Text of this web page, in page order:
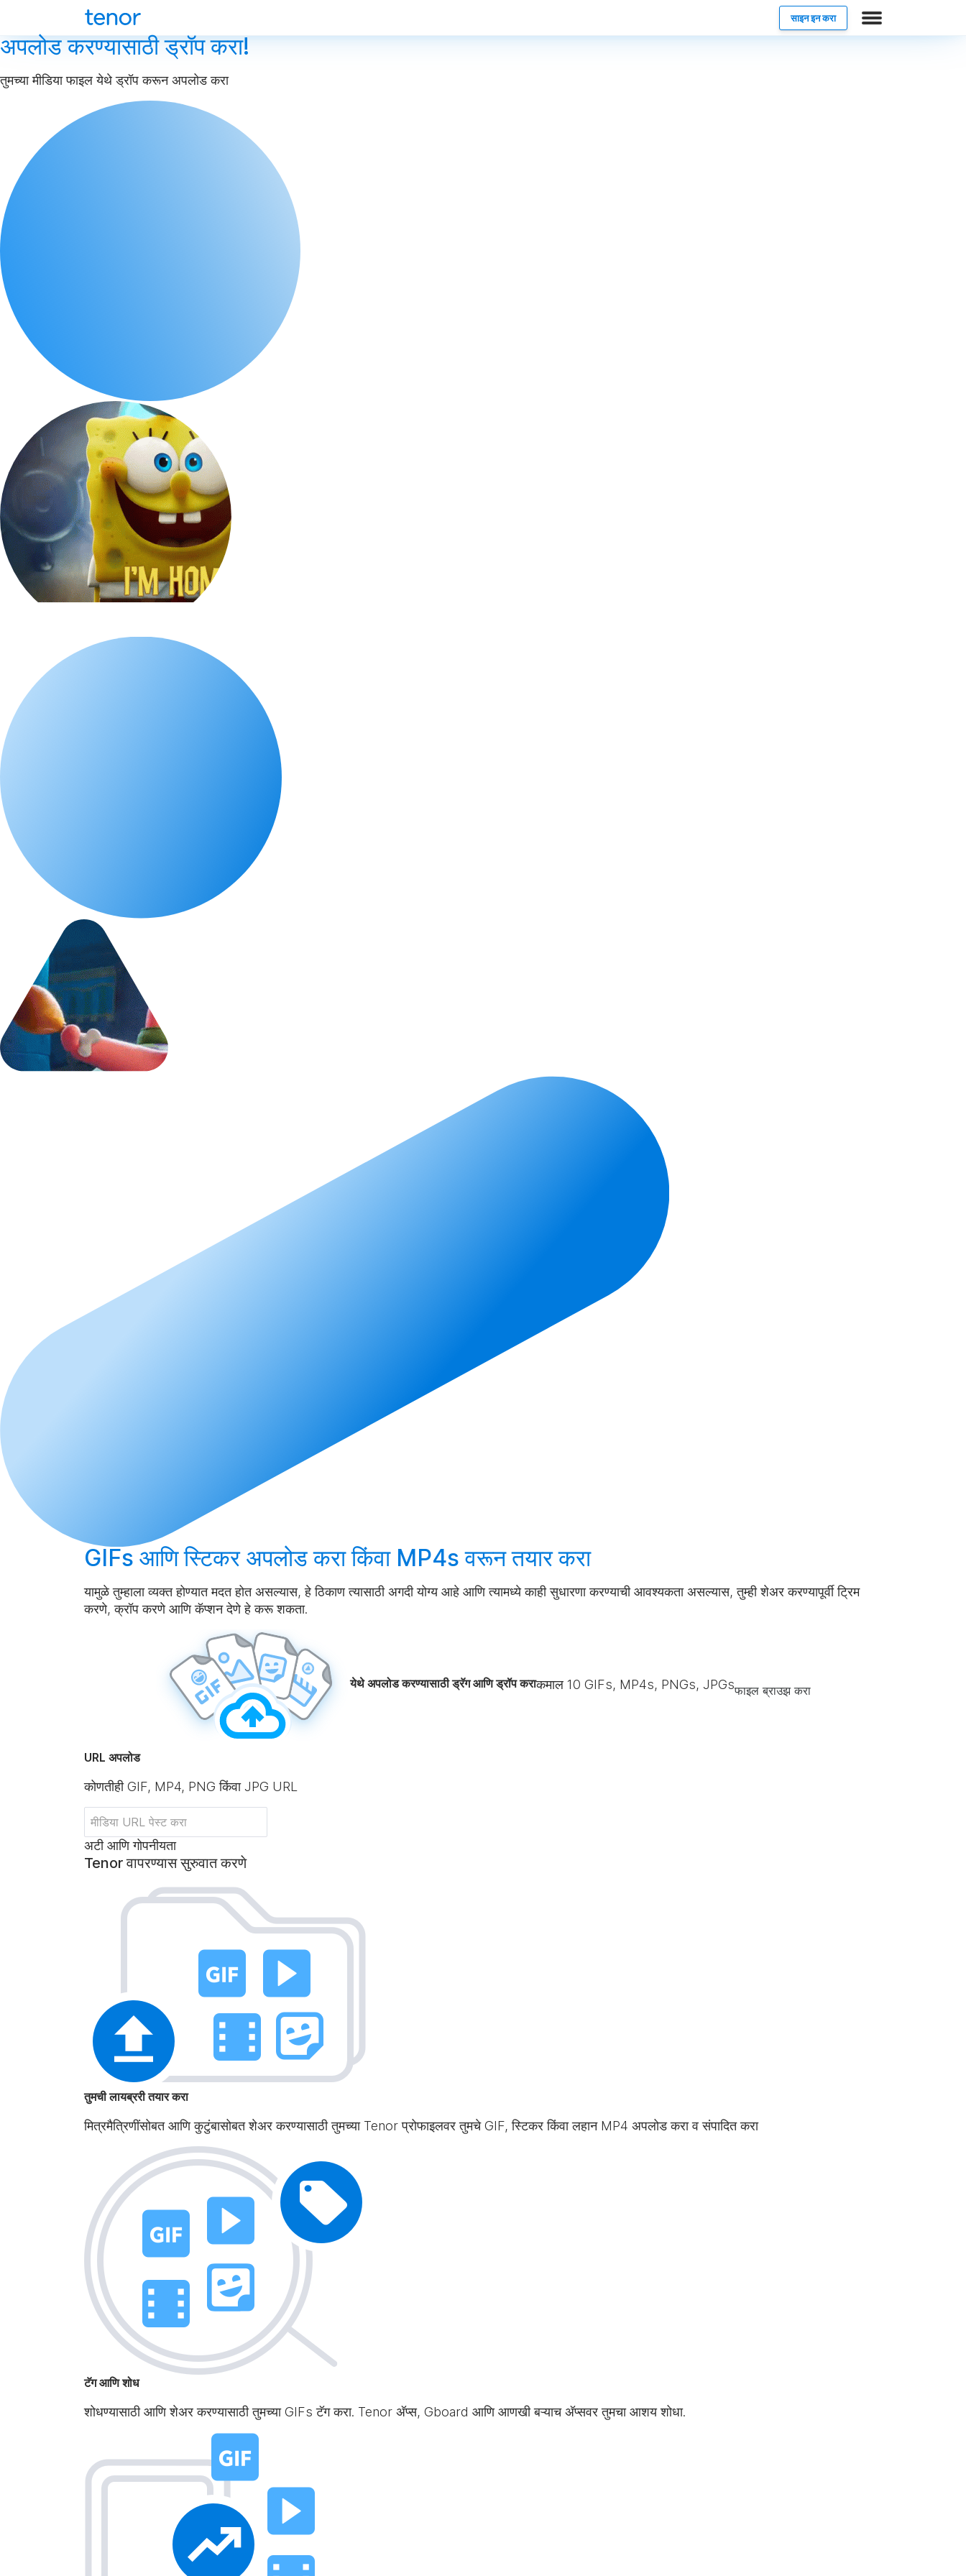
साइन इन करा
अपलोड करण्यासाठी ड्रॉप करा!
तुमच्या मीडिया फाइल येथे ड्रॉप करून अपलोड करा
GIFs आणि स्टिकर अपलोड कराकिंवा MP4s वरूनतयार करा
यामुळे तुम्हाला व्यक्त होण्यात मदत होत असल्यास, हे ठिकाण त्यासाठी अगदी योग्य आहे आणि त्यामध्ये काही सुधारणा करण्याची आवश्यकता असल्यास, तुम्ही शेअर करण्यापूर्वी ट्रिम
करणे, क्रॉप करणे आणि कॅप्शन देणे हे करू शकता.
येथे अपलोड करण्यासाठी ड्रॅग आणि ड्रॉप कराकमाल 10 GIFs, MP4s, PNGs, JPGsफाइल ब्राउझ करा
URL अपलोड
कोणतीही GIF, MP4, PNG किंवा JPG URL
अटी आणि गोपनीयता
Tenor वापरण्यास सुरुवात करणे
तुमची लायब्ररी तयार करा
मित्रमैत्रिणींसोबत आणि कुटुंबासोबत शेअर करण्यासाठी तुमच्या Tenor प्रोफाइलवर तुमचे GIF, स्टिकर किंवा लहान MP4 अपलोड करा व संपादित करा
टॅग आणि शोध
शोधण्यासाठी आणि शेअर करण्यासाठी तुमच्या GIFs टॅग करा. Tenor अ‍ॅप्स, Gboard आणि आणखी बऱ्याच अ‍ॅप्सवर तुमचा आशय शोधा.